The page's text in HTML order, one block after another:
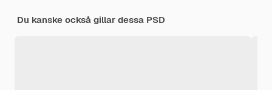
Du kanske också gillar dessa PSD